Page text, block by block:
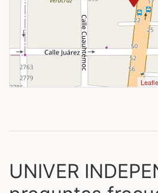
UNIVER